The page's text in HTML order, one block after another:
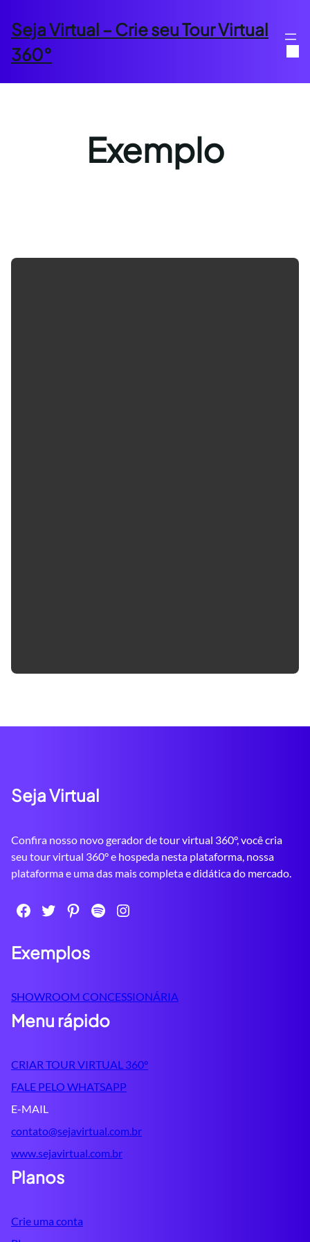
para
conteúdo
Seja Virtual – Crie seu Tour Virtual
360°
Exemplo
Seja Virtual
Confira nosso novo gerador de tour virtual 360°, você cria
seu tour virtual 360° e hospeda nesta plataforma, nossa
plataforma e uma das mais completa e didática do mercado.
Facebook Twitter Pinterest Spotify Instagram
Exemplos
SHOWROOM CONCESSIONÁRIA
Menu rápido
CRIAR TOUR VIRTUAL 360°
FALE PELO WHATSAPP
E-MAIL
contato@sejavirtual.com.br
www.sejavirtual.com.br
Planos
Crie uma conta